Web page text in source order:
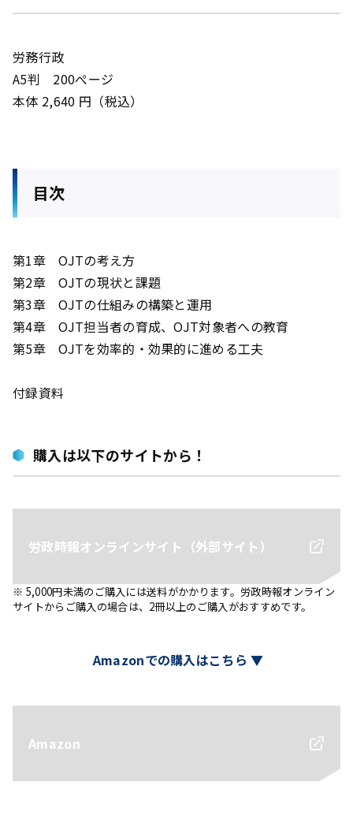
労務行政
A5判 200ぺージ
本体 2,640 円（税込）
目次
第1章 OJTの考え方
第2章 OJTの現状と課題
第3章 OJTの仕組みの構築と運用
第4章 OJT担当者の育成、OJT対象者への教育
第5章 OJTを効率的・効果的に進める工夫
付録資料
購入は以下のサイトから！
労政時報オンラインサイト（外部サイト）
※ 5,000円未満のご購入には送料がかかります。労政時報オンライン
サイトからご購入の場合は、2冊以上のご購入がおすすめです。
Amazonでの購入はこちら ▼
Amazon